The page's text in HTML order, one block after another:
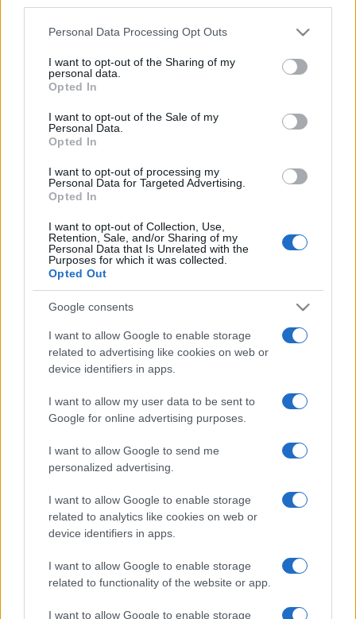
Please note that this website/app uses one or more Google
not limited to your visit or usage behaviour. You may click to
grant or deny consent to Google and its third-party tags to
use your data for below specified purposes in below Google
consent section.
Personal Data Processing Opt Outs
I want to opt-out of the Sharing of my
personal data.
Opted In
I want to opt-out of the Sale of my
Personal Data.
Opted In
I want to opt-out of processing my
Personal Data for Targeted Advertising.
Opted In
I want to opt-out of Collection, Use,
Retention, Sale, and/or Sharing of my
Personal Data that Is Unrelated with the
Purposes for which it was collected.
Opted Out
Google consents
I want to allow Google to enable storage
related to advertising like cookies on web or
device identifiers in apps.
I want to allow my user data to be sent to
Google for online advertising purposes.
I want to allow Google to send me
personalized advertising.
I want to allow Google to enable storage
related to analytics like cookies on web or
device identifiers in apps.
I want to allow Google to enable storage
related to functionality of the website or app.
I want to allow Google to enable storage
eredmény már-már szürrealisztikus, hiszen az egymás mellé
került tárgyaknak annyi közük van egymáshoz, mint egy
varrógépnek és egy esernyőnek a műtőasztalon.
Ugyanezen a napon az Olasz Kultúra Házában nyílik meg a
Fotószalon elnevezésű seregszemle, ahol a Szegeden élő
fotográfusok vonultatják fel műveiket. Ez a kiállítás
keresztmetszet jellegű lesz, fiatalabbak és idősebbek,
jelen állapotáról.
Akik március 23-tól kezdődően elmennek a Kass Galériába,
Tettamanti Béla rajzainak és grafikáinak eredeti példányait
láthatják, melyek közül sok mű ismerős lehet a
Népszabadság, vagy a Hócipő lapjairól. A Pulitzer-díjas
grafikusnak 1975-től jelennek meg rajzai a nyomtatott
sajtóban. Az ÉS-ben debütált, az utóbbi tíz évben a
fentieken kívül a Premier, a Figyelő és a Neue Pester Lloyd is
rendszeresen közli fanyar humorú, olykor groteszk ízű
tervezéssel is foglalkozik, nevéhez legerősebben fekete-
És végül még egyszer fotó, március 28-tól a Millennium
Magántáncórák című kiállítását. Lékó elsősorban divat- és
táncfotós, utóbbi minőségében végig fényképezte a
kortárs magyar táncéletet. Hogy Juronics Tamás, Gergye